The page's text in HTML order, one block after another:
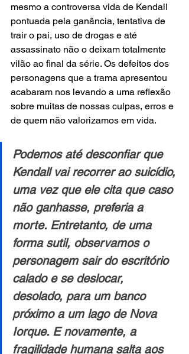
mesmo a controversa vida de Kendall
pontuada pela ganância, tentativa de
trair o pai, uso de drogas e até
assassinato não o deixam totalmente
vilão ao final da série. Os defeitos dos
personagens que a trama apresentou
acabaram nos levando a uma reflexão
sobre muitas de nossas culpas, erros e
de quem não valorizamos em vida.
Podemos até desconfiar que
Kendall vai recorrer ao suicídio,
uma vez que ele cita que caso
não ganhasse, preferia a
morte. Entretanto, de uma
forma sutil, observamos o
personagem sair do escritório
calado e se deslocar,
desolado, para um banco
próximo a um lago de Nova
Iorque. E novamente, a
fragilidade humana salta aos